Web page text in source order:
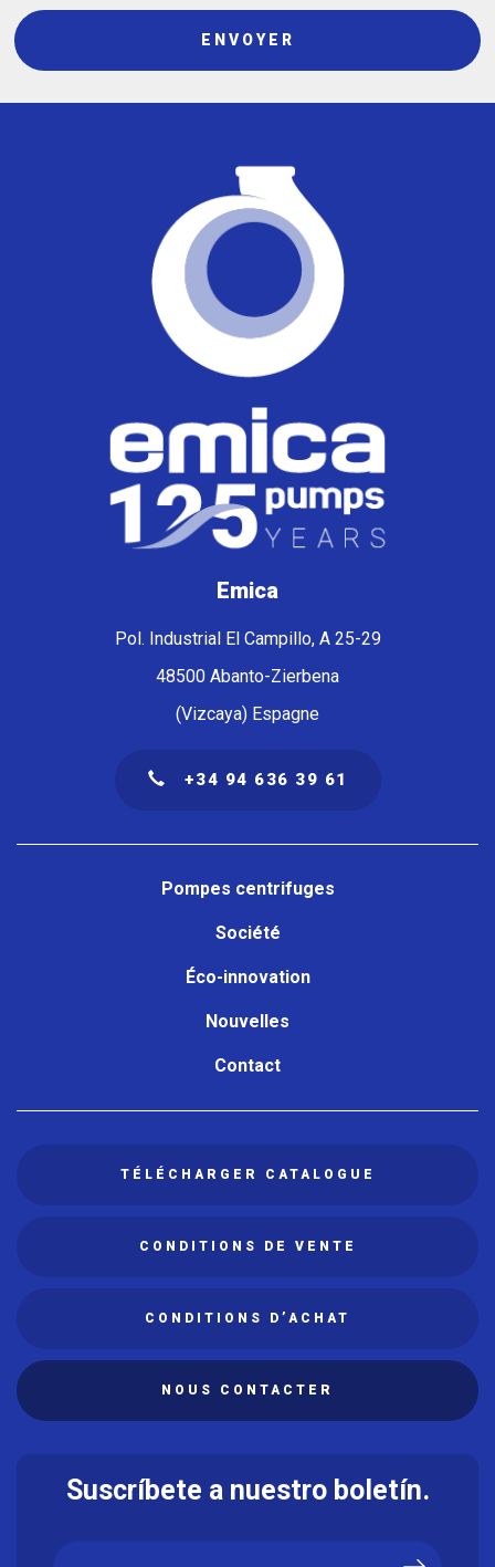
ENVOYER
Emica
Pol. Industrial El Campillo, A 25-29
48500 Abanto-Zierbena
(Vizcaya) Espagne
+34 94 636 39 61
Pompes centrifuges
Société
Éco-innovation
Nouvelles
Contact
TÉLÉCHARGER CATALOGUE
CONDITIONS DE VENTE
CONDITIONS D’ACHAT
NOUS CONTACTER
Suscríbete a nuestro boletín.